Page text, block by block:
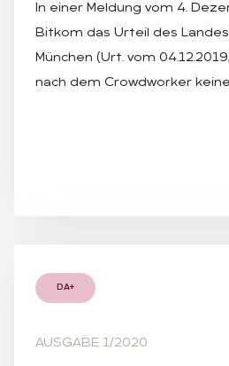
In einer Meldung vom 4.
Bitkom das Urteil des
München (Urt. vom
nach dem Crowdworker
DA+
AUSGABE 1/2020